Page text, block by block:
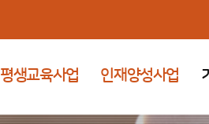
평생교육사업 인재양성사업